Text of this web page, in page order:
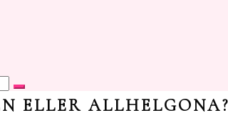
ELLER ALLHELGONA?